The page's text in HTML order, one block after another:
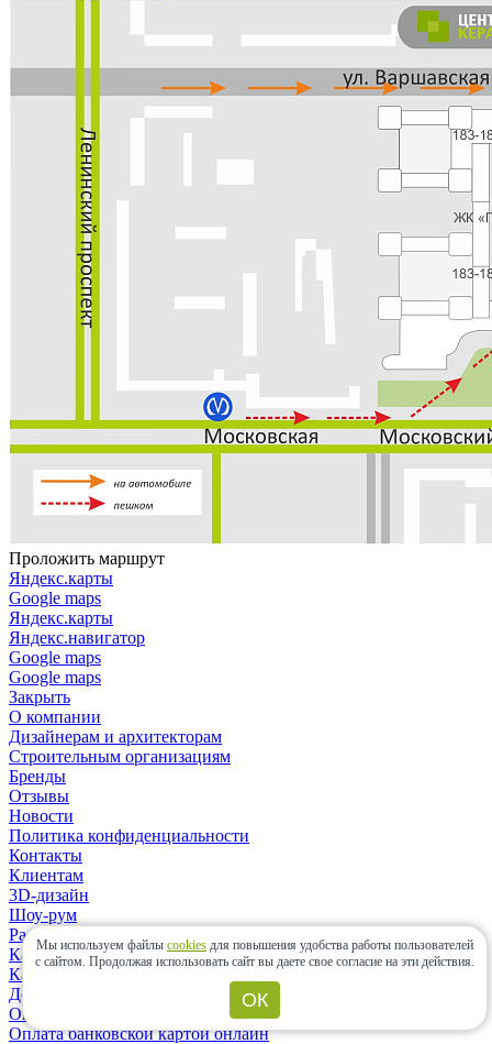
Проложить маршрут
Яндекс.карты
Google maps
Яндекс.карты
Яндекс.навигатор
Google maps
Google maps
Закрыть
О компании
Дизайнерам и архитекторам
Строительным организациям
Бренды
Отзывы
Новости
Политика конфиденциальности
Контакты
Клиентам
3D-дизайн
Шоу-рум
Расчет материалов
Как сделать заказ?
Как выбрать плитку?
Доставка заказа
Оплата заказа
Оплата банковской картой онлайн
Мы используем файлы cookies для повышения удобства работы пользователей
с сайтом. Продолжая использовать сайт вы даете свое согласие на эти действия.
ОК